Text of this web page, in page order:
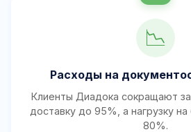
📉
Расходы на
Клиенты Диадока сокращают
доставку до 95%, а нагрузку
80%.